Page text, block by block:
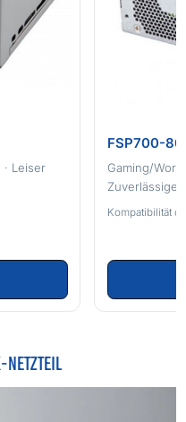
Leiser
FSP700-
Gaming/
Zuverlässige
Kompatibilität